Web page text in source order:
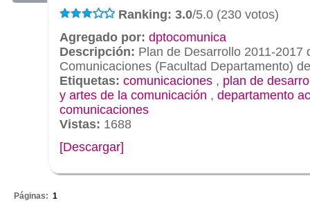
Ranking: 3.0/5.0 (230 votos)
Agregado por: dptocomunica
Descripción: Plan de Desarrollo 2011-2017
Comunicaciones (Facultad Departamento)
Etiquetas: comunicaciones , plan de
y artes de la comunicación , departamento
comunicaciones
Vistas: 1688
[Descargar]
Páginas: 1